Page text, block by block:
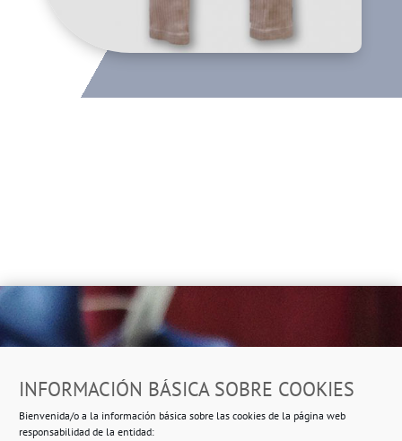
INFORMACIÓN BÁSICA SOBRE COOKIES
Bienvenida/o a la información básica sobre las cookies de la página web
responsabilidad de la entidad:
Ropero Solidario de Usera
Beasáin 25-33posterior, local 3 – 28041 Madrid